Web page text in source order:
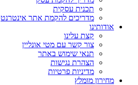
תכנית עסקית
מדריכים להקמת אתר אינטרנט
אודותינו
קצת עלינו
צור קשר עם מטי אונליין
תנאי שימוש באתר
הצהרת נגישות
מדיניות פרטיות
מחירון מומלץ